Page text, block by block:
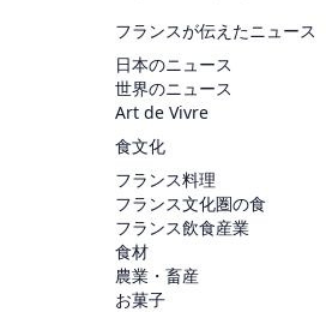
フランスが伝えたニュース
日本のニュース
世界のニュース
Art de Vivre
食文化
フランス料理
フランス文化圏の食
フランス飲食産業
食材
農業・畜産
お菓子